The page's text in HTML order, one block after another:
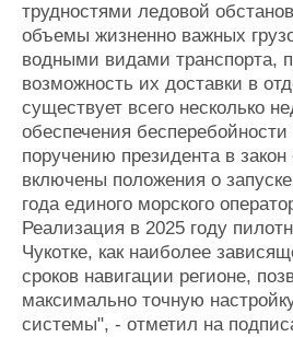
трудностями ледовой
объемы жизненно важных
водными видами транспорта,
возможность их доставки в
существует всего несколько
обеспечения
поручению президента в
включены положения о
года единого морского
Реализация в 2025 году
Чукотке, как наиболее
сроков навигации регионе,
максимально точную
системы", - отметил на